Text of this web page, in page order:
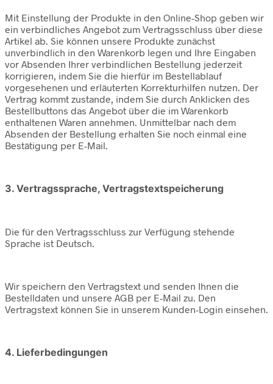
Mit Einstellung der Produkte in den Online-Shop geben wir
ein verbindliches Angebot zum Vertragsschluss über diese
Artikel ab. Sie können unsere Produkte zunächst
unverbindlich in den Warenkorb legen und Ihre Eingaben
vor Absenden Ihrer verbindlichen Bestellung jederzeit
korrigieren, indem Sie die hierfür im Bestellablauf
vorgesehenen und erläuterten Korrekturhilfen nutzen. Der
Vertrag kommt zustande, indem Sie durch Anklicken des
Bestellbuttons das Angebot über die im Warenkorb
enthaltenen Waren annehmen. Unmittelbar nach dem
Absenden der Bestellung erhalten Sie noch einmal eine
Bestätigung per E-Mail.
3. Vertragssprache, Vertragstextspeicherung
Die für den Vertragsschluss zur Verfügung stehende
Sprache ist Deutsch.
Wir speichern den Vertragstext und senden Ihnen die
Bestelldaten und unsere AGB per E-Mail zu. Den
Vertragstext können Sie in unserem Kunden-Login einsehen.
4. Lieferbedingungen